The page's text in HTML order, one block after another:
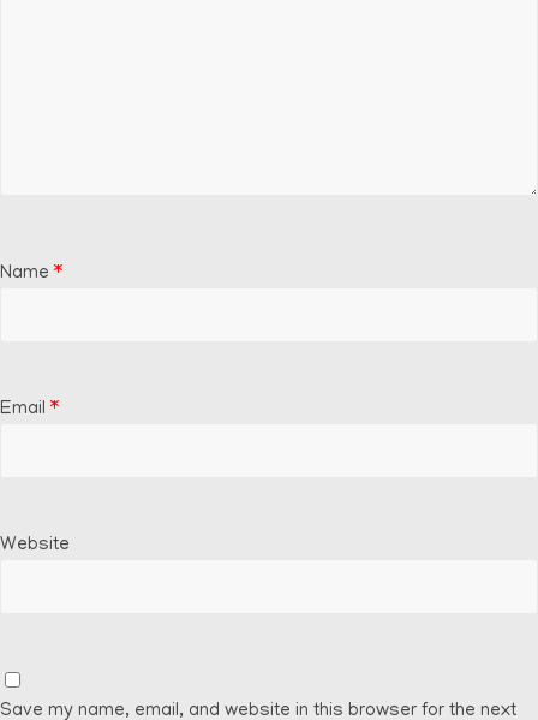
Name *
Email *
Website
Save my name, email, and website in this browser for the next